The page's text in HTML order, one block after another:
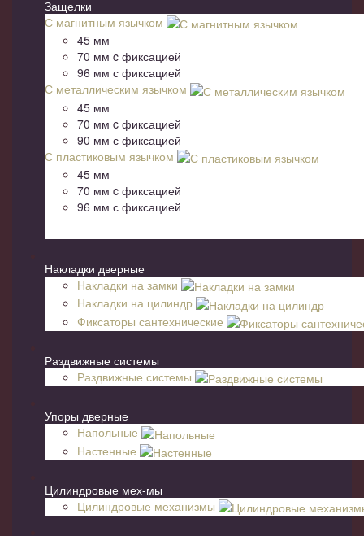
Защелки
С магнитным язычком
45 мм
70 мм c фиксацией
96 мм с фиксацией
С металлическим язычком
45 мм
70 мм c фиксацией
90 мм с фиксацией
С пластиковым язычком
45 мм
70 мм c фиксацией
96 мм с фиксацией
Накладки дверные
Накладки на замки
Накладки на цилиндр
Фиксаторы сантехнические
Раздвижные системы
Раздвижные системы
Упоры дверные
Напольные
Настенные
Цилиндровые мех-мы
Цилиндровые механизмы